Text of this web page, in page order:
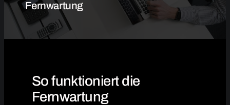
Fernwartung
So funktioniert die
Fernwartung